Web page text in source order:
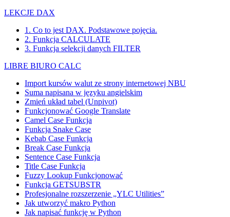
LEKCJE DAX
1. Co to jest DAX. Podstawowe pojęcia.
2. Funkcja CALCULATE
3. Funkcja selekcji danych FILTER
LIBRE BIURO CALC
Import kursów walut ze strony internetowej NBU
Suma napisana w języku angielskim
Zmień układ tabel (Unpivot)
Funkcjonować Google Translate
Camel Case Funkcja
Funkcja Snake Case
Kebab Case Funkcja
Break Case Funkcja
Sentence Case Funkcja
Title Case Funkcja
Fuzzy Lookup Funkcjonować
Funkcja GETSUBSTR
Profesjonalne rozszerzenie „YLC Utilities”
Jak utworzyć makro Python
Jak napisać funkcję w Python